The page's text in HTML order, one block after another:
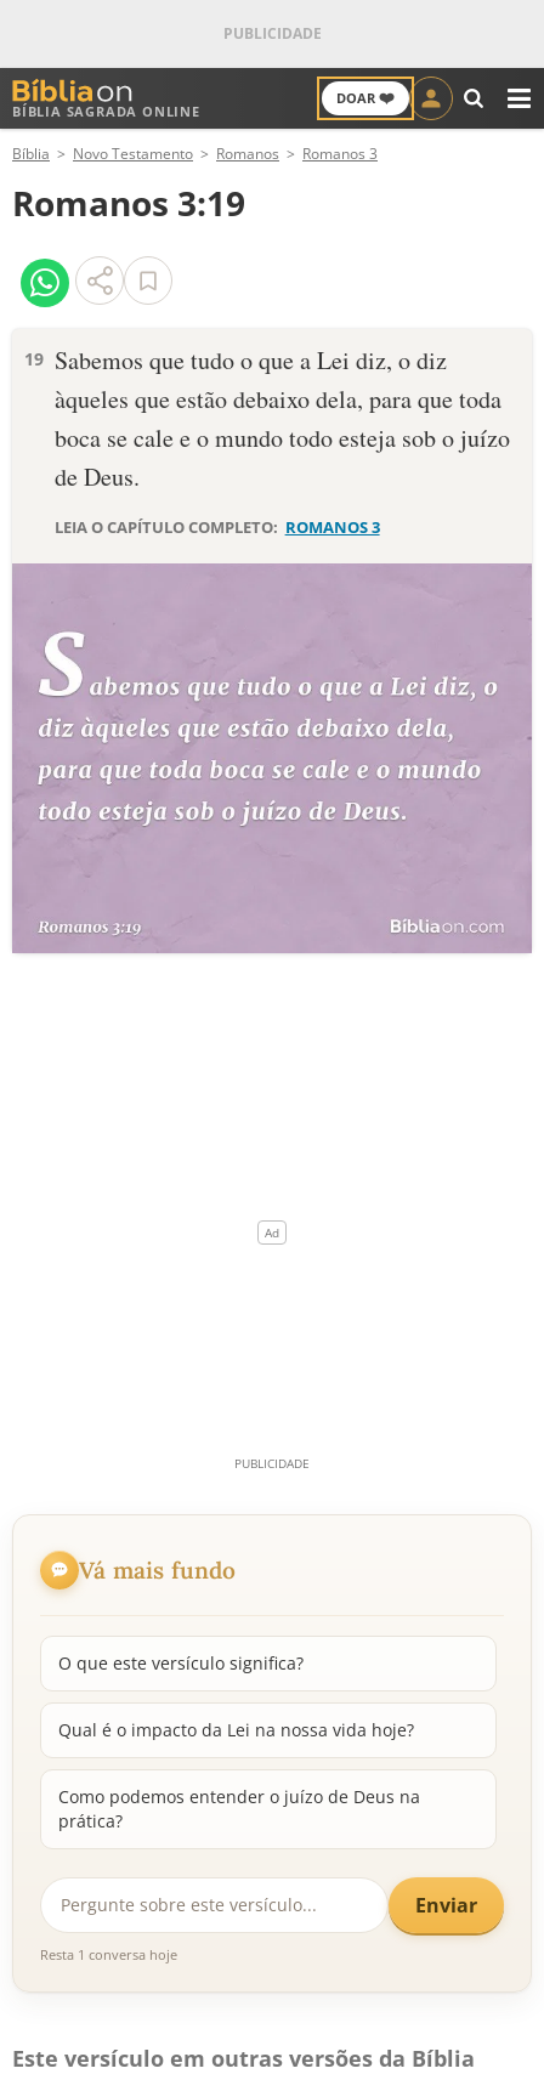
BÍBLIA SAGRADA ONLINE
DOAR ❤️
ANTIGO TESTAMENTO
NOVO TESTAMENTO
VERSÍCULOS
PALAVRA DO DIA
SALMO DO DIA
DEVOCIONAL DIÁRIO
ESTUDOS BÍBLICOS
ESBOÇOS DE PREGAÇÃO
TEMAS
PERGUNTE À BÍBLIA
QUEM SOMOS
Bíblia Novo Testamento Romanos Romanos 3
Romanos 3:19
19 Sabemos que tudo o que a Lei diz, o diz
àqueles que estão debaixo dela, para que toda
boca se cale e o mundo todo esteja sob o juízo
de Deus.
LEIA O CAPÍTULO COMPLETO: ROMANOS 3
Vá mais fundo
O que este versículo significa?
Qual é o impacto da Lei na nossa vida hoje?
Como podemos entender o juízo de Deus na
prática?
Enviar
Resta 1 conversa hoje
Este versículo em outras versões da Bíblia